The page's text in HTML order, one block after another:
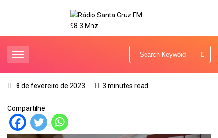
8 de fevereiro de 2023 3 minutes read
Compartilhe